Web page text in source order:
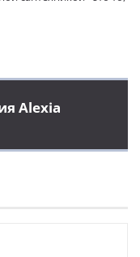
Alexia